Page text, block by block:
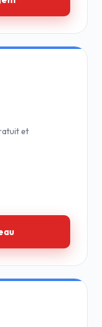
et